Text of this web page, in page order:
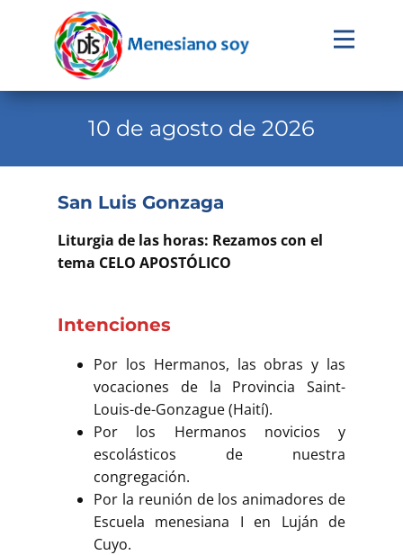
Evangelio
Familia Menesiana
Recursos
Contacto
10 de agosto de 2026
San Luis Gonzaga
Liturgia de las horas: Rezamos con el
tema CELO APOSTÓLICO
Intenciones
Por los Hermanos, las obras y las
vocaciones de la Provincia Saint-
Louis-de-Gonzague (Haití).
Por los Hermanos novicios y
escolásticos de nuestra
congregación.
Por la reunión de los animadores de
Escuela menesiana I en Luján de
Cuyo.